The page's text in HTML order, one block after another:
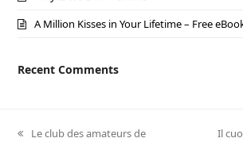
A Million Kisses in Your Lifetime – Free
Recent Comments
previous
Le club des amateurs de
next
Il